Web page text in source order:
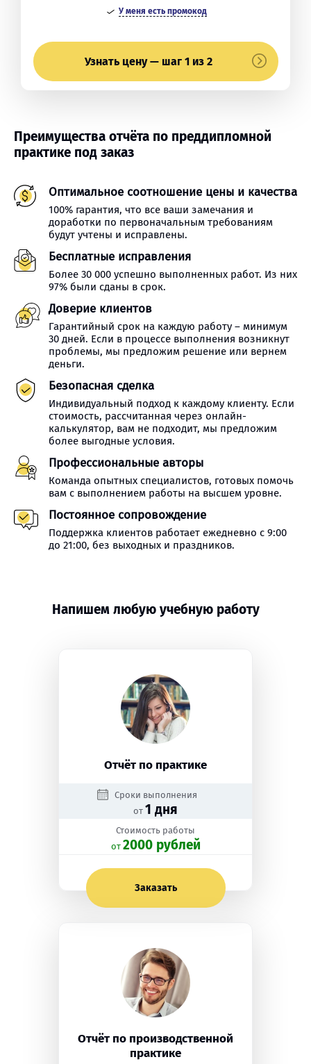
У меня есть промокод
Узнать цену — шаг 1 из 2
Преимущества отчёта по преддипломной
практике под заказ
Оптимальное соотношение цены и качества
100% гарантия, что все ваши замечания и
доработки по первоначальным требованиям
будут учтены и исправлены.
Бесплатные исправления
Более 30 000 успешно выполненных работ. Из них
97% были сданы в срок.
Доверие клиентов
Гарантийный срок на каждую работу – минимум
30 дней. Если в процессе выполнения возникнут
проблемы, мы предложим решение или вернем
деньги.
Безопасная сделка
Индивидуальный подход к каждому клиенту. Если
стоимость, рассчитанная через онлайн-
калькулятор, вам не подходит, мы предложим
более выгодные условия.
Профессиональные авторы
Команда опытных специалистов, готовых помочь
вам с выполнением работы на высшем уровне.
Постоянное сопровождение
Поддержка клиентов работает ежедневно с 9:00
до 21:00, без выходных и праздников.
Напишем любую учебную работу
Отчёт по практике
Сроки выполнения
от 1 дня
Стоимость работы
oт 2000 рублей
Заказать
Отчёт по производственной
практике